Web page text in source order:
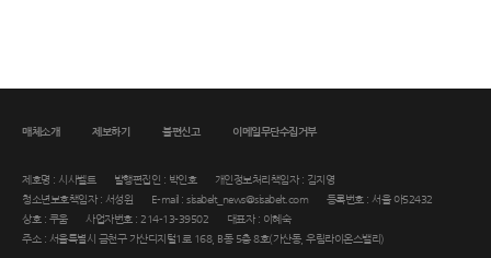
매체소개 제보하기 불편신고 이메일무단수집거부
제호명 : 시사벨트 발행편집인 : 박인호
개인정보처리책임자 : 김지영
청소년보호책임자 : 서성원
E-mail : sisabelt_news@sisabelt.com
등록번호 : 서울 아52432
상호 : 쿠움
사업자번호 : 214-13-39502
대표자 : 이혜숙
주소 : 서울특별시 금천구 가산디지털1로 168, B동 5층 8호(가산동, 우림라이온스밸리)